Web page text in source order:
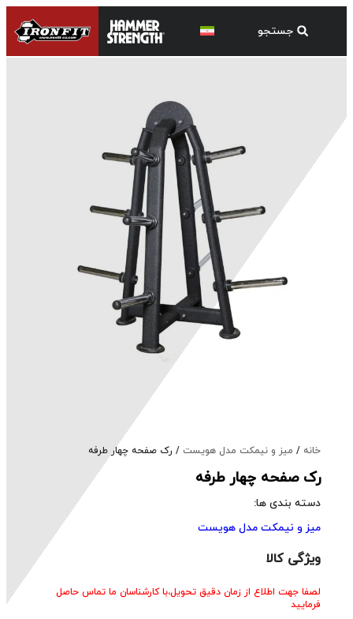
خانه / میز و نیمکت مدل هویست / رک صفحه چهار طرفه
رک صفحه چهار طرفه
دسته بندی ها:
میز و نیمکت مدل هویست
ویژگی کالا
لصفا جهت اطلاع از زمان دقیق تحویل،با کارشناسان ما تماس حاصل
فرمایید